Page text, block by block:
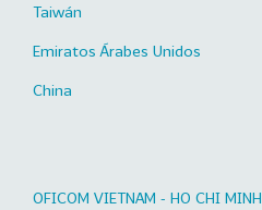
Taiwán
Emiratos Árabes Unidos
China
OFICOM VIETNAM - HO CHI MINH